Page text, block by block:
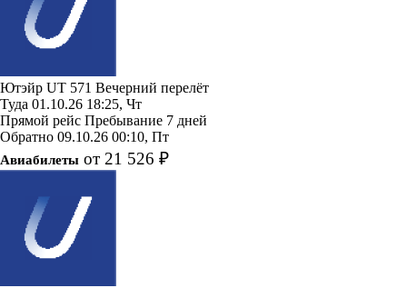
Ютэйр UT 571 Вечерний перелёт
Туда 01.10.26 18:25, Чт
Прямой рейс Пребывание 7 дней
Обратно 09.10.26 00:10, Пт
Авиабилеты от 21 526 ₽